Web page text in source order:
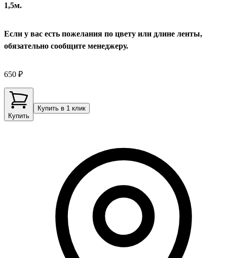
1,5м.
Если у вас есть пожелания по цвету или длине ленты,
обязательно сообщите менеджеру.
650 ₽
Купить
Купить в 1 клик